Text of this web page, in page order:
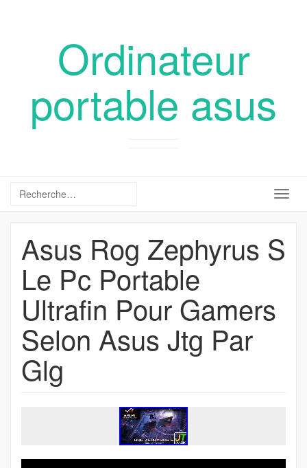
Ordinateur
portable asus
Asus Rog Zephyrus S
Le Pc Portable
Ultrafin Pour Gamers
Selon Asus Jtg Par
Glg